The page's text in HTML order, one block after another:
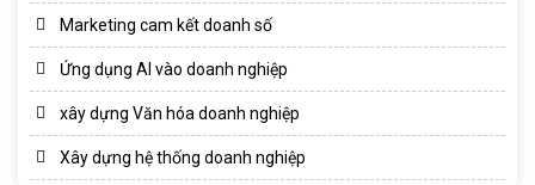
Marketing cam kết doanh số
Ứng dụng AI vào doanh nghiệp
xây dựng Văn hóa doanh nghiệp​
Xây dựng hệ thống doanh nghiệp​